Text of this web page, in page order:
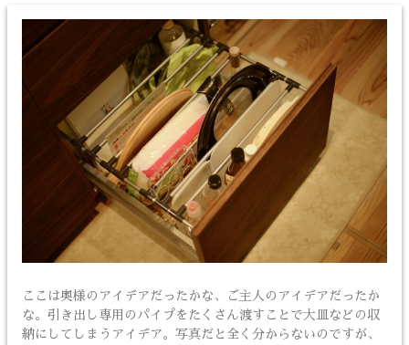
ここは奥様のアイデアだったかな、ご主人のアイデアだったか
な。引き出し専用のパイプをたくさん渡すことで大皿などの収
納にしてしまうアイデア。写真だと全く分からないのですが、